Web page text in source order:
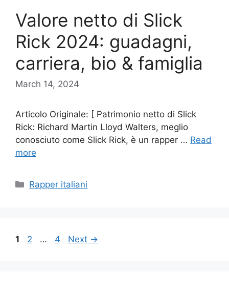
Valore netto di Slick
Rick 2024: guadagni,
carriera, bio & famiglia
March 14, 2024
Articolo Originale: [ Patrimonio netto di Slick
Rick: Richard Martin Lloyd Walters, meglio
conosciuto come Slick Rick, è un rapper … Read
more
Categories
Rapper italiani
Page
1 Page
2 … Page
4 Next →